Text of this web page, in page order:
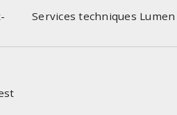
Services techniques Lumen